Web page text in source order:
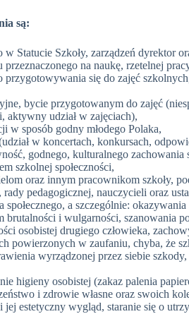
są:
w Statucie Szkoły, zarządzeń dyrektor
na naukę, rzetelnej
przygotowywania się do zajęć
bycie przygotowanym do zajęć
aktywny udział w zajęciach),
w sposób godny młodego Polaka,
w koncertach, konkursach,
godnego, kulturalnego zachowania
szkolnej społeczności,
oraz innym pracownikom szkoły,
pedagogicznej, nauczycieli oraz
społecznego, a szczególnie:
brutalności i wulgarności, szanowania
osobistej drugiego człowieka,
powierzonych w zaufaniu, chyba, że
wyrządzonej przez siebie
higieny osobistej (zakaz palenia
i zdrowie własne oraz swoich
jej estetyczny wygląd, staranie się o